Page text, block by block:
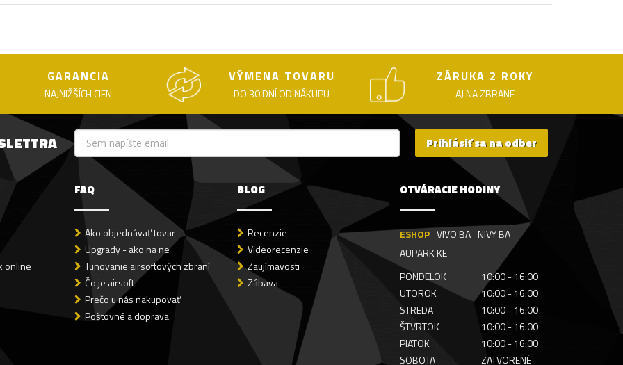
GARANCIA
NAJNIŽŠÍCH CIEN
VÝMENA TOVARU
DO 30 DNÍ OD NÁKUPU
ZÁRUKA 2 ROKY
AJ NA ZBRANE
Prihlásiť sa na odber
online
FAQ
Ako objednávať tovar
Upgrady - ako na ne
Tunovanie airsoftových zbraní
Čo je airsoft
Prečo u nás nakupovať
Poštovné a doprava
BLOG
Recenzie
Videorecenzie
Zaujímavosti
Zábava
OTVÁRACIE HODINY
ESHOP VIVO BA NIVY BA
AUPARK KE
PONDELOK
10:00 - 16:00
UTOROK
10:00 - 16:00
STREDA
10:00 - 16:00
ŠTVRTOK
10:00 - 16:00
PIATOK
10:00 - 16:00
SOBOTA
ZATVORENÉ